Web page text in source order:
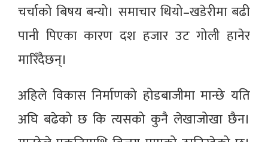
चर्चाको बिषय बन्यो। समाचार थियो–खडेरीमा बढी
पानी पिएका कारण दश हजार उट गोली हानेर
मारिँदैछन्।
अहिले विकास निर्माणको होडबाजीमा मान्छे यति
अघि बढेको छ कि त्यसको कुनै लेखाजोखा छैन।